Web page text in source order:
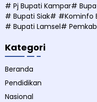
# Pj Bupati Kampar#
# Bupati Siak# #Kominfo
# Bupati Lamsel#
Kategori
Beranda
Pendidikan
Nasional